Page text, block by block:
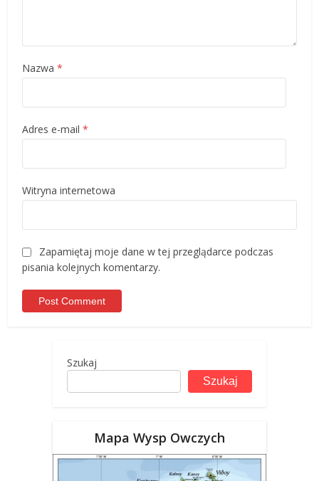
Nazwa*
Adres e-mail*
Witryna internetowa
Zapamiętaj moje dane w tej przeglądarce podczas
pisania kolejnych komentarzy.
Szukaj
Szukaj
Mapa Wysp Owczych